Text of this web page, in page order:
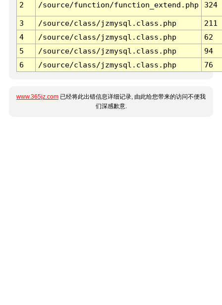
2 /source/function/function_extend.php 324
3 /source/class/jzmysql.class.php
211
4
/source/class/jzmysql.class.php
62
5
/source/class/jzmysql.class.php
94
6
/source/class/jzmysql.class.php 76
www.365jz.com 已经将此出错信息详细记录, 由此给您带来的访问不便我
们深感歉意.